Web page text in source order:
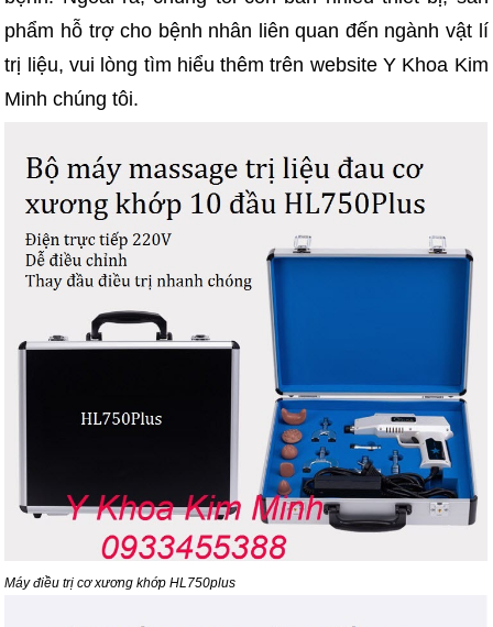
phẩm hỗ trợ cho bệnh nhân liên quan đến ngành vật lí
trị liệu, vui lòng tìm hiểu thêm trên website Y Khoa Kim
Minh chúng tôi.
Máy điều trị cơ xương khớp HL750plus